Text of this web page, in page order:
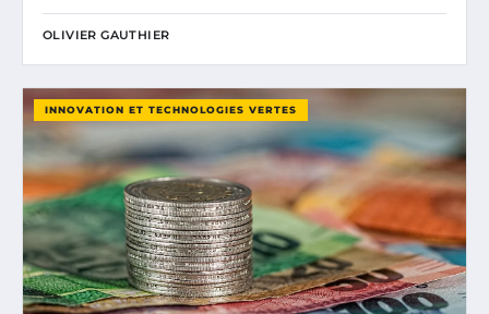
OLIVIER GAUTHIER
INNOVATION ET TECHNOLOGIES VERTES